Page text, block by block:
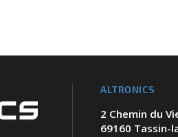
ALTRONICS
2 Chemin du
69160 Tassin-